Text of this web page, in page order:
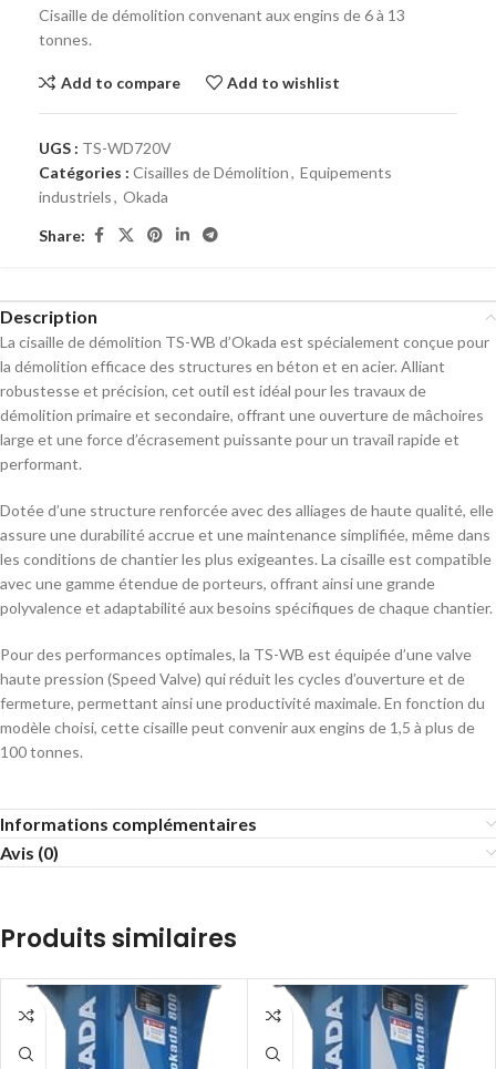
Cisaille de démolition convenant aux engins de 6 à 13
tonnes.
Add to compare Add to wishlist
UGS : TS-WD720V
Catégories : Cisailles de Démolition, Equipements
industriels, Okada
Share:
Description
La cisaille de démolition TS-WB d’Okada est spécialement conçue pour
la démolition efficace des structures en béton et en acier. Alliant
robustesse et précision, cet outil est idéal pour les travaux de
démolition primaire et secondaire, offrant une ouverture de mâchoires
large et une force d’écrasement puissante pour un travail rapide et
performant.
Dotée d’une structure renforcée avec des alliages de haute qualité, elle
assure une durabilité accrue et une maintenance simplifiée, même dans
les conditions de chantier les plus exigeantes. La cisaille est compatible
avec une gamme étendue de porteurs, offrant ainsi une grande
polyvalence et adaptabilité aux besoins spécifiques de chaque chantier.
Pour des performances optimales, la TS-WB est équipée d’une valve
haute pression (Speed Valve) qui réduit les cycles d’ouverture et de
fermeture, permettant ainsi une productivité maximale. En fonction du
modèle choisi, cette cisaille peut convenir aux engins de 1,5 à plus de
100 tonnes.
Informations complémentaires
Avis (0)
Produits similaires